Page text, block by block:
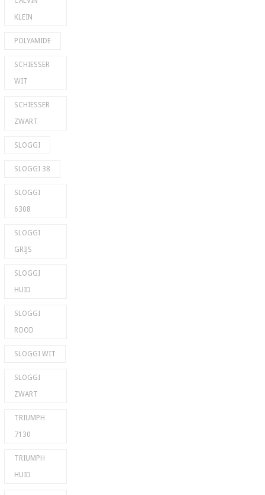
KLEIN
POLYAMIDE
SCHIESSER
WIT
SCHIESSER
ZWART
SLOGGI
SLOGGI 38
SLOGGI
6308
SLOGGI
GRIJS
SLOGGI
HUID
SLOGGI
ROOD
SLOGGI WIT
SLOGGI
ZWART
TRIUMPH
7130
TRIUMPH
HUID